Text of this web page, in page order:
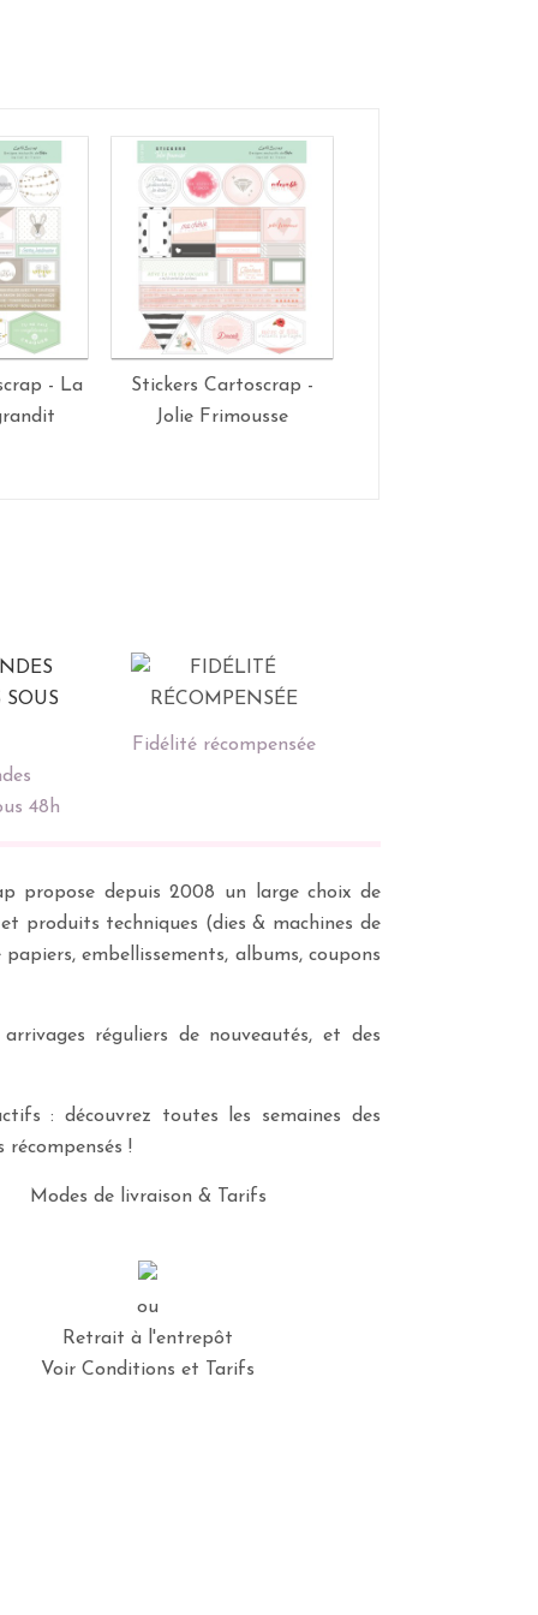
- La
Stickers Cartoscrap -
Jolie Frimousse
48h
Fidélité récompensée
propose depuis 2008 un large choix de
produits techniques (dies & machines de
embellissements, albums, coupons
réguliers de nouveautés, et des
: découvrez toutes les semaines des
!
Modes de livraison & Tarifs
ou
Retrait à l'entrepôt
Voir Conditions et Tarifs